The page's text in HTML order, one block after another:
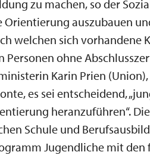
zu machen, so der
Orientierung auszubauen
welchen sich vorhandene
Personen ohne
Karin Prien
es sei entscheidend,
heranzuführen“.
Schule und
Jugendliche mit